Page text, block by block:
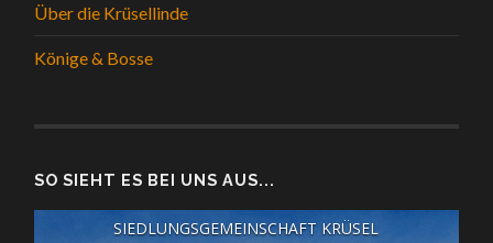
Über die Krüsellinde
Könige & Bosse
SO SIEHT ES BEI UNS AUS...
SIEDLUNGSGEMEINSCHAFT KRÜSEL